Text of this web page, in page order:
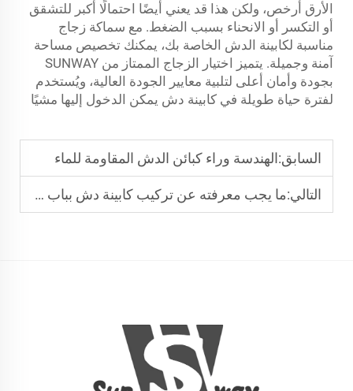
الأرق أرخص، ولكن هذا قد يعني أيضًا احتمالًا أكبر للتشقق
أو التكسر أو الانحناء بسبب الضغط. مع سماكة زجاج
مناسبة لكابينة الدش الخاصة بك، يمكنك تخصيص مساحة
آمنة وجميلة. يتميز اختيار الزجاج الممتاز من SUNWAY
بجودة وأمان أعلى لتلبية معايير الجودة العالية، ويُستخدم
لفترة حياة طويلة في كابينة دش يمكن الدخول إليها مشيًا
السابق:الهندسة وراء كبائن الدش المقاومة للماء
التالي:ما يجب معرفته عن تركيب كابينة دش بباب دخول على أرضيات غير مستوية